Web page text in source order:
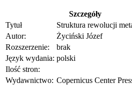
Szczegóły
Tytuł
Struktura rewolucji
Autor:
Życiński Józef
Rozszerzenie:
brak
Język wydania: polski
Ilość stron:
Wydawnictwo: Copernicus Center